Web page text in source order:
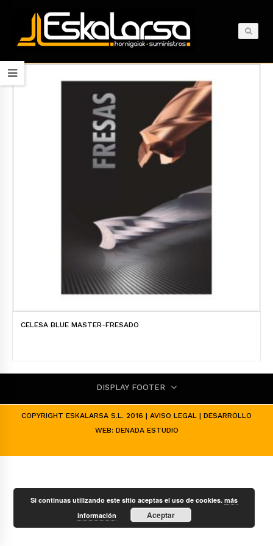
CELESA BLUE MASTER-FRESADO
DISPLAY FOOTER
COPYRIGHT ESKALARSA S.L. 2016 | AVISO LEGAL | DESARROLLO
WEB: DENADA ESTUDIO
Si continuas utilizando este sitio aceptas el uso de cookies.más
información
Aceptar